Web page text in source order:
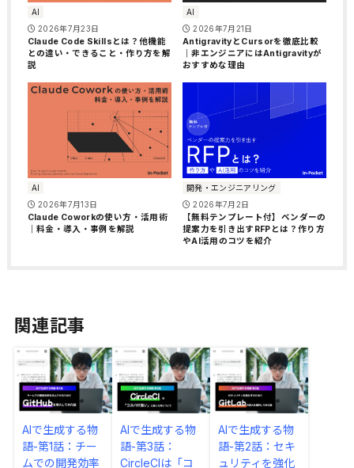
AI
2026年7月23日
Claude Code Skillsとは？他機能
との違い・できること・作り方を解
説
AI
2026年7月21日
AntigravityとCursorを徹底比較
｜非エンジニアにはAntigravityが
おすすめな理由
AI
2026年7月13日
Claude Coworkの使い方・活用術
｜料金・導入・事例を解説
開発・エンジニアリング
2026年7月2日
【無料テンプレート付】ベンダーの
提案力を引き出すRFPとは？作り方
やAI活用のコツを紹介
関連記事
AIで生成する物
語-第1話：チー
ムでの開発効率
AIで生成する物
語-第3話：
CircleCIは「コ
AIで生成する物
語-第2話：セキ
ュリティを強化